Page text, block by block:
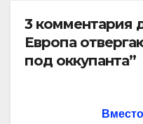
3 комментария
Европа
под оккупанта”